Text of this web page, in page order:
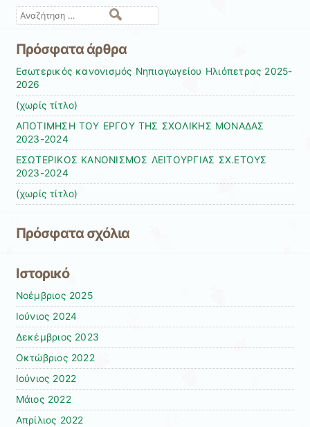
Αναζήτηση
Πρόσφατα άρθρα
Εσωτερικός κανονισμός Νηπιαγωγείου Ηλιόπετρας 2025-
2026
(χωρίς τίτλο)
ΑΠΟΤΙΜΗΣΗ ΤΟΥ ΕΡΓΟΥ ΤΗΣ ΣΧΟΛΙΚΗΣ ΜΟΝΑΔΑΣ
2023-2024
ΕΣΩΤΕΡΙΚΟΣ ΚΑΝΟΝΙΣΜΟΣ ΛΕΙΤΟΥΡΓΙΑΣ ΣΧ.ΕΤΟΥΣ
2023-2024
(χωρίς τίτλο)
Πρόσφατα σχόλια
Ιστορικό
Νοέμβριος 2025
Ιούνιος 2024
Δεκέμβριος 2023
Οκτώβριος 2022
Ιούνιος 2022
Μάιος 2022
Απρίλιος 2022